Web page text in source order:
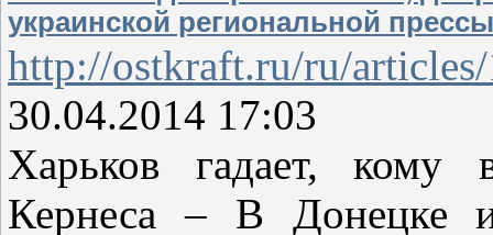
украинской региональной прессы
http://ostkraft.ru/ru/
30.04.2014 17:03
Харьков гадает, кому
Кернеса – В Донецке